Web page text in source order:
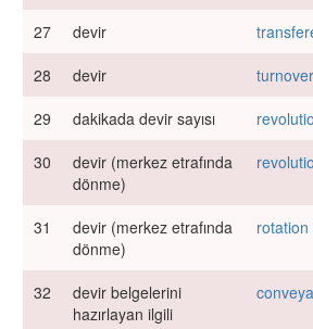
27
devir
28
devir
turnover
29
dakikada devir sayısı
30
devir (merkez etrafında
dönme)
31
devir (merkez etrafında
dönme)
32
devir belgelerini
hazırlayan ilgili